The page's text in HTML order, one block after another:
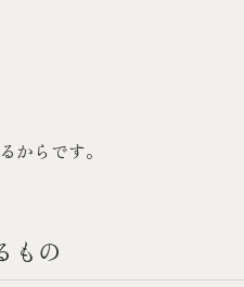
からです。
もの